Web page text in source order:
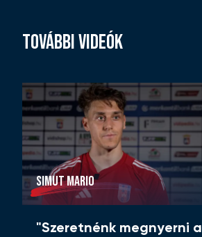
TOVÁBBI VIDEÓK
SIMUT MARIO
"Szeretnénk megnyerni